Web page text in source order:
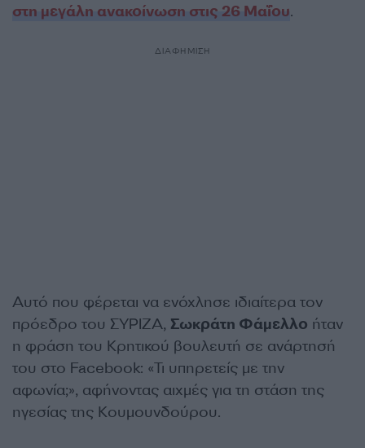
στη μεγάλη ανακοίνωση στις 26 Μαΐου.
ΔΙΑΦΗΜΙΣΗ
Αυτό που φέρεται να ενόχλησε ιδιαίτερα τον
πρόεδρο του ΣΥΡΙΖΑ, Σωκράτη Φάμελλο ήταν
η φράση του Κρητικού βουλευτή σε ανάρτησή
του στο Facebook: «Τι υπηρετείς με την
αφωνία;», αφήνοντας αιχμές για τη στάση της
ηγεσίας της Κουμουνδούρου.